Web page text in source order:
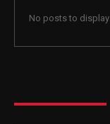
No posts to display